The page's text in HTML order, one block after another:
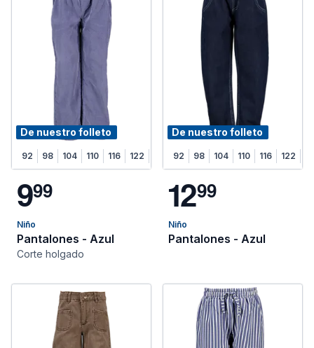
De nuestro folleto
92 98 104 110 116 122
999
Niño
Pantalones - Azul
Corte holgado
De nuestro folleto
92 98 104 110 116 122
1299
Niño
Pantalones - Azul